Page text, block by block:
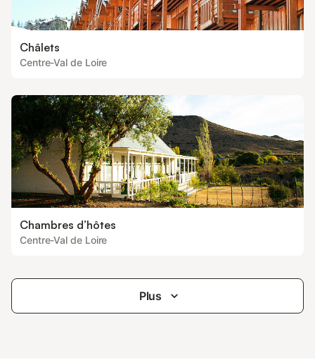
Châlets
Centre-Val de Loire
Chambres d’hôtes
Centre-Val de Loire
Plus